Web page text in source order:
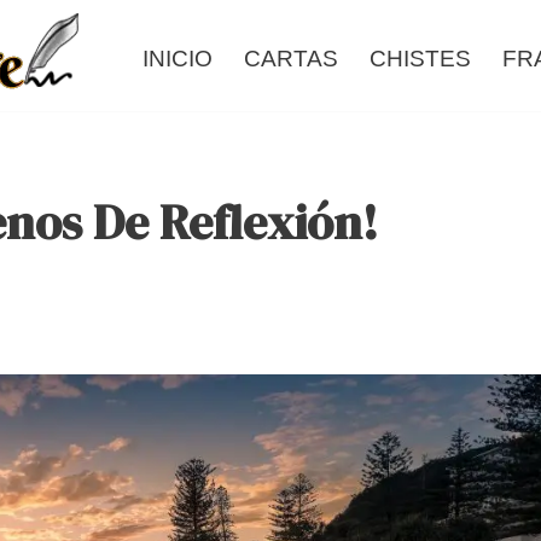
INICIO CARTAS CHISTES
De Reflexión!